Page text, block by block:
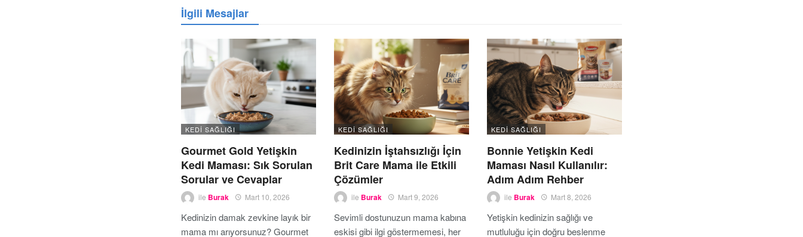
İlgili Mesajlar
KEDI SAĞLIĞI
Gourmet Gold Yetişkin
Kedi Maması: Sık Sorulan
Sorular ve Cevaplar
ile Burak Mart 10, 2026
Kedinizin damak zevkine layık bir
mama mı arıyorsunuz? Gourmet
KEDI SAĞLIĞI
Kedinizin İştahsızlığı İçin
Brit Care Mama ile Etkili
Çözümler
ile Burak Mart 9, 2026
Sevimli dostunuzun mama kabına
eskisi gibi ilgi göstermemesi, her
KEDI SAĞLIĞI
Bonnie Yetişkin Kedi
Maması Nasıl Kullanılır:
Adım Adım Rehber
ile Burak Mart 8, 2026
Yetişkin kedinizin sağlığı ve
mutluluğu için doğru beslenme